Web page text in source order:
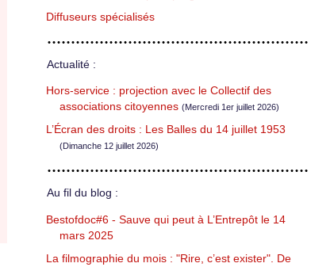
Diffuseurs spécialisés
Actualité :
Hors-service : projection avec le Collectif des
associations citoyennes (Mercredi 1er juillet 2026)
L’Écran des droits : Les Balles du 14 juillet 1953
(Dimanche 12 juillet 2026)
Au fil du blog :
Bestofdoc#6 - Sauve qui peut à L’Entrepôt le 14
mars 2025
La filmographie du mois : "Rire, c’est exister". De